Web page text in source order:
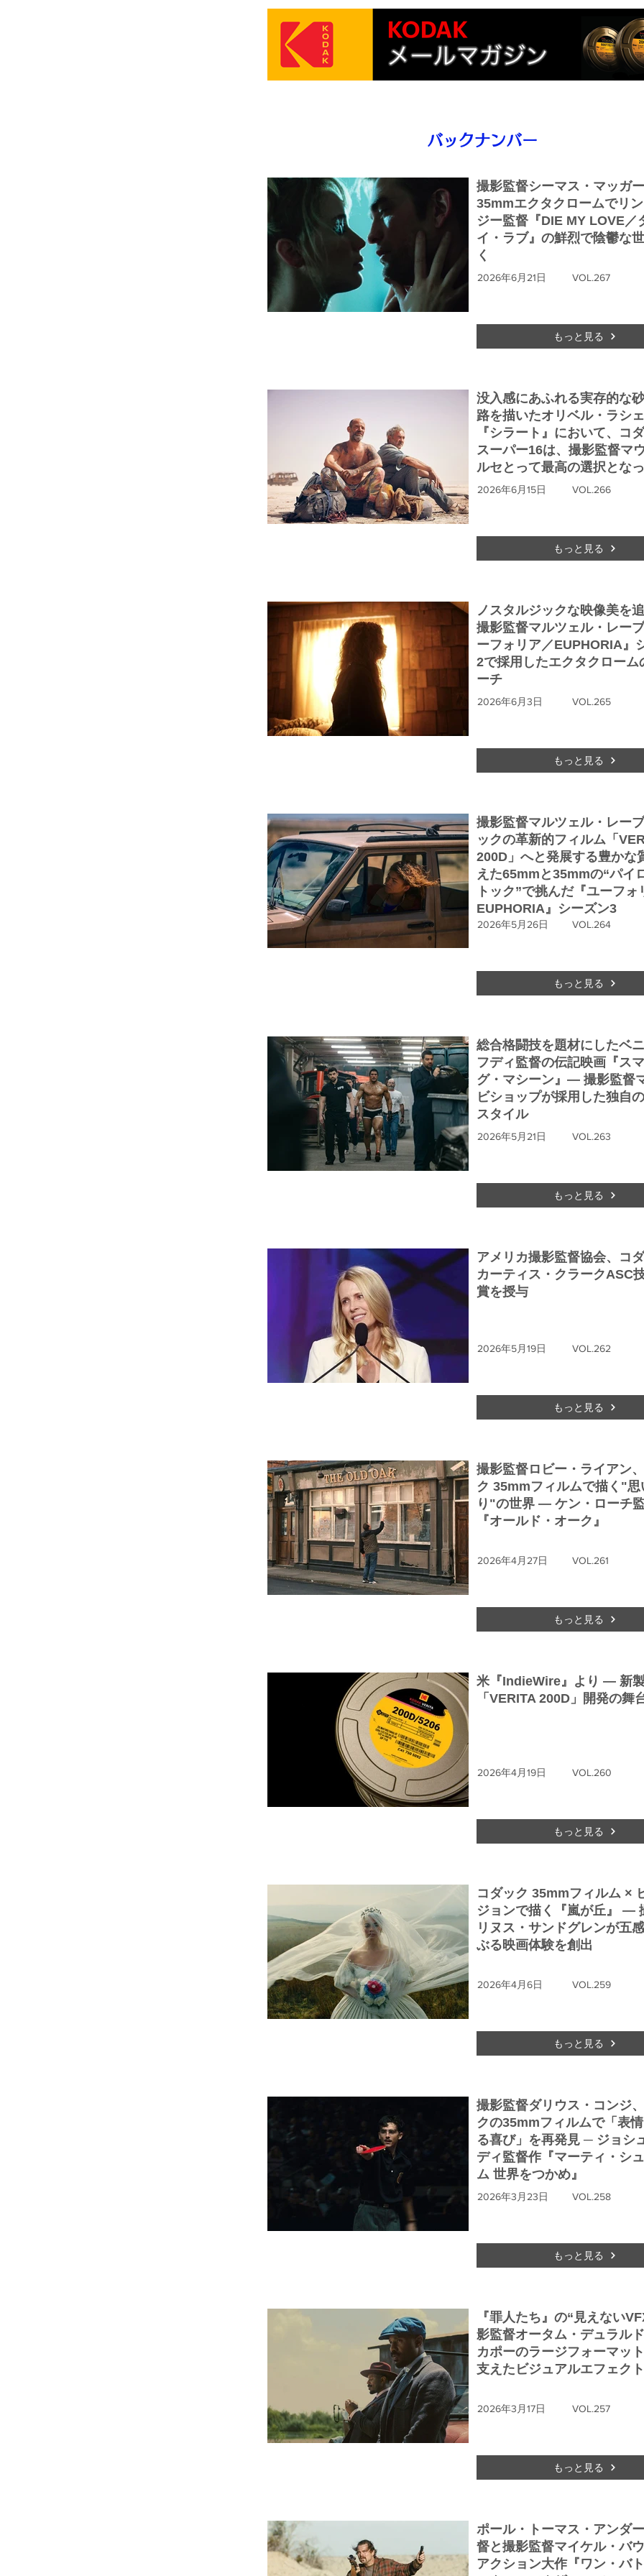
バックナンバー
撮影監督シーマス・マッガー
35mmエクタクロームでリ
ジー監督『DIE MY LOVE／
イ・ラブ』の鮮烈で陰鬱な
く
2026年6月21日 VOL.267
もっと見る
没入感にあふれる実存的な
路を描いたオリベル・ラシ
『シラート』において、コ
スーパー16は、撮影監督マ
ルセとって最高の選択とな
2026年6月15日 VOL.266
もっと見る
ノスタルジックな映像美を追
撮影監督マルツェル・レー
ーフォリア／EUPHORIA』
2で採用したエクタクローム
ーチ
2026年6月3日 VOL.265
もっと見る
撮影監督マルツェル・レー
ックの革新的フィルム「
200D」へと発展する豊かな
えた65mmと35mmの“パイ
トック”で挑んだ『ユーフォ
EUPHORIA』シーズン3
2026年5月26日 VOL.264
もっと見る
総合格闘技を題材にしたベ
フディ監督の伝記映画『ス
グ・マシーン』― 撮影監督
ビショップが採用した独自
スタイル
2026年5月21日 VOL.263
もっと見る
アメリカ撮影監督協会、コ
カーティス・クラークASC
賞を授与
2026年5月19日 VOL.262
もっと見る
撮影監督ロビー・ライアン
ク 35mmフィルムで描く"思
り"の世界 ― ケン・ローチ
『オールド・オーク』
2026年4月27日 VOL.261
もっと見る
米『IndieWire』より ― 新
「VERITA 200D」開発の舞
2026年4月19日 VOL.260
もっと見る
コダック 35mmフィルム ×
ジョンで描く『嵐が丘』 ―
リヌス・サンドグレンが五
ぶる映画体験を創出
2026年4月6日 VOL.259
もっと見る
撮影監督ダリウス・コンジ
クの35mmフィルムで「表情
る喜び」を再発見 ─ ジョシ
ディ監督作『マーティ・シ
ム 世界をつかめ』
2026年3月23日 VOL.258
もっと見る
『罪人たち』の“見えない
影監督オータム・デュラル
カポーのラージフォーマッ
支えたビジュアルエフェクト
2026年3月17日 VOL.257
もっと見る
ポール・トーマス・アンダ
督と撮影監督マイケル・バウ
アクション大作『ワン・バ